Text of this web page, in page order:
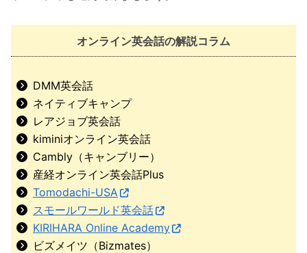
オンライン英会話の解説コラム
DMM英会話
ネイティブキャンプ
レアジョブ英会話
kiminiオンライン英会話
Cambly（キャンブリー）
産経オンライン英会話Plus
Tomodachi-USA
スモールワールド英会話
KIRIHARA Online Academy
ビズメイツ（Bizmates）